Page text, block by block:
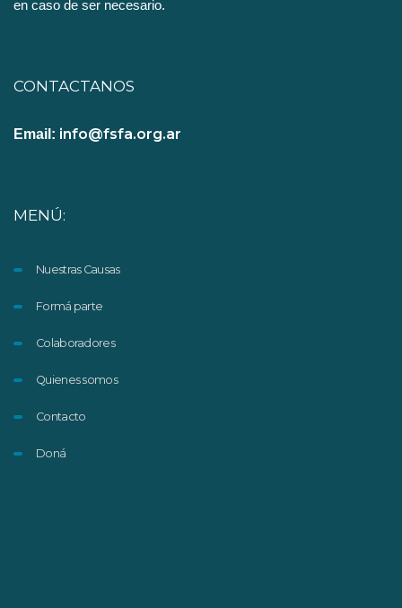
en caso de ser necesario.
CONTACTANOS
Email: info@fsfa.org.ar
MENÚ:
Nuestras Causas
Formá parte
Colaboradores
Quienes somos
Contacto
Doná